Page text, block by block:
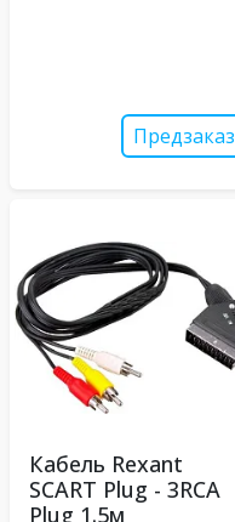
Предзаказ
Кабель Rexant
SCART Plug - 3RCA
Plug 1.5м